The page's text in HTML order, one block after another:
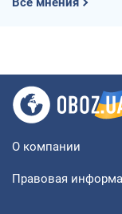
О компании
Правовая